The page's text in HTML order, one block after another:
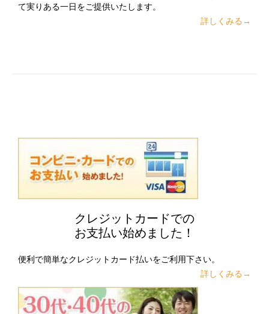
て実りある一日をご提供いたします。
詳しくみる→
クレジットカードでの
お支払い始めました！
便利で簡単なクレジットカード払いをご利用下さい。
詳しくみる→